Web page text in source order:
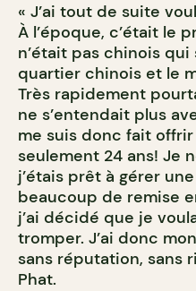
« J’ai tout de suite
À l’époque, c’était le
n’était pas chinois qui
quartier chinois et le
Très rapidement
ne s’entendait plus
me suis donc fait
seulement 24 ans! Je
j’étais prêt à gérer
beaucoup de remise
j’ai décidé que je
tromper. J’ai donc
sans réputation, sans
Phat.